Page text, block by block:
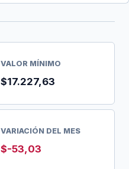
VALOR MÍNIMO
$17.227,63
VARIACIÓN DEL MES
$-53,03